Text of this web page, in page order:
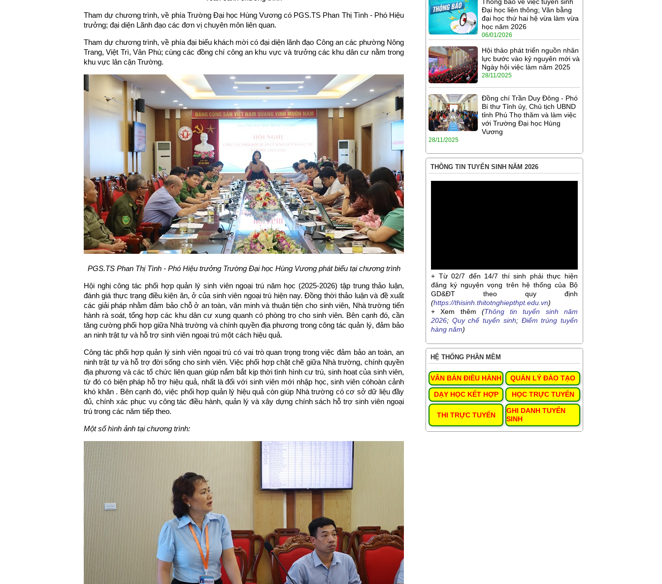
Tham dự chương trình, về phía Trường Đại học Hùng Vương có PGS.TS Phan Thị Tình - Phó Hiệu
trưởng; đại diện Lãnh đạo các đơn vị chuyên môn liên quan.
Tham dự chương trình, về phía đại biểu khách mời có đại diện lãnh đạo Công an các phường Nông
Trang, Việt Trì, Vân Phú; cùng các đồng chí công an khu vực và trưởng các khu dân cư nằm trong
khu vực lân cận Trường.
PGS.TS Phan Thị Tình - Phó Hiệu trưởng Trường Đại học Hùng Vương phát biểu tại chương trình
Hội nghị công tác phối hợp quản lý sinh viên ngoại trú năm học (2025-2026) tập trung thảo luận,
đánh giá thực trạng điều kiện ăn, ở của sinh viên ngoại trú hiện nay. Đồng thời thảo luận và đề xuất
các giải pháp nhằm đảm bảo chỗ ở an toàn, văn minh và thuận tiện cho sinh viên, Nhà trường tiến
hành rà soát, tổng hợp các khu dân cư xung quanh có phòng trọ cho sinh viên. Bên cạnh đó, cần
tăng cường phối hợp giữa Nhà trường và chính quyền địa phương trong công tác quản lý, đảm bảo
an ninh trật tự và hỗ trợ sinh viên ngoại trú một cách hiệu quả.
Công tác phối hợp quản lý sinh viên ngoại trú có vai trò quan trọng trong việc đảm bảo an toàn, an
ninh trật tự và hỗ trợ đời sống cho sinh viên. Việc phối hợp chặt chẽ giữa Nhà trường, chính quyền
địa phương và các tổ chức liên quan giúp nắm bắt kịp thời tình hình cư trú, sinh hoạt của sinh viên,
từ đó có biện pháp hỗ trợ hiệu quả, nhất là đối với sinh viên mới nhập học, sinh viên cóhoàn cảnh
khó khăn . Bên cạnh đó, việc phối hợp quản lý hiệu quả còn giúp Nhà trường có cơ sở dữ liệu đầy
đủ, chính xác phục vụ công tác điều hành, quản lý và xây dựng chính sách hỗ trợ sinh viên ngoại
trú trong các năm tiếp theo.
Một số hình ảnh tại chương trình:
Thông báo về việc tuyển sinh
Đại học liên thông; Văn bằng
đại học thứ hai hệ vừa làm vừa
học năm 2026
06/01/2026
Hội thảo phát triển nguồn nhân
lực bước vào kỷ nguyên mới và
Ngày hội việc làm năm 2025
28/11/2025
Đồng chí Trần Duy Đông - Phó
Bí thư Tỉnh ủy, Chủ tịch UBND
tỉnh Phú Thọ thăm và làm việc
với Trường Đại học Hùng
Vương
28/11/2025
THÔNG TIN TUYỂN SINH NĂM 2026
+ Từ 02/7 đến 14/7 thí sinh phải thực hiện
đăng ký nguyện vọng trên hệ thống của Bộ
GD&ĐT theo quy định
(https://thisinh.thitotnghiepthpt.edu.vn)
+ Xem thêm (Thông tin tuyển sinh năm
2026; Quy chế tuyển sinh; Điểm trúng tuyển
hàng năm)
HỆ THỐNG PHẦN MỀM
VĂN BẢN ĐIỀU HÀNH QUẢN LÝ ĐÀO TẠO
DẠY HỌC KẾT HỢP HỌC TRỰC TUYẾN
THI TRỰC TUYẾN
GHI DANH TUYỂN
SINH